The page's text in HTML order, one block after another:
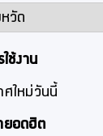
ช้งาน
ศใหม่วันนี้
ยอดฮิต